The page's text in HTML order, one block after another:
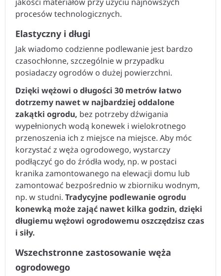
procesów technologicznych.
Elastyczny i długi
Jak wiadomo codzienne podlewanie jest bardzo
czasochłonne, szczególnie w przypadku
posiadaczy ogrodów o dużej powierzchni.
Dzięki wężowi o długości 30 metrów łatwo
dotrzemy nawet w najbardziej oddalone
zakątki ogrodu, bez potrzeby dźwigania
wypełnionych wodą konewek i wielokrotnego
przenoszenia ich z miejsce na miejsce. Aby móc
korzystać z węża ogrodowego, wystarczy
podłączyć go do źródła wody, np. w postaci
kranika zamontowanego na elewacji domu lub
zamontować bezpośrednio w zbiorniku wodnym,
np. w studni. Tradycyjne podlewanie ogrodu
konewką może zająć nawet kilka godzin, dzięki
długiemu wężowi ogrodowemu oszczędzisz czas
i siły.
Wszechstronne zastosowanie węża
ogrodowego